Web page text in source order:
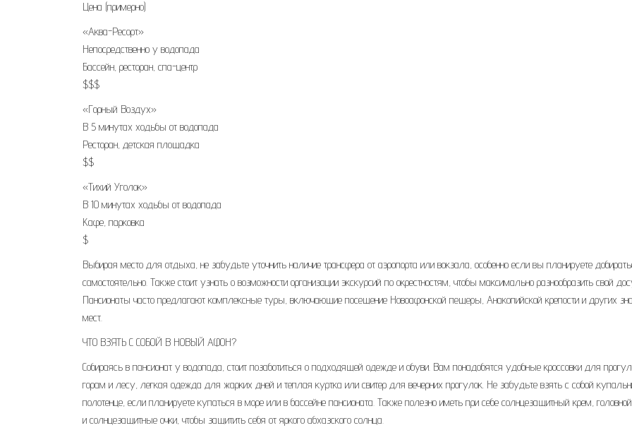
Цена (примерно)
«Аква-Ресорт»
Непосредственно у водопада
Бассейн, ресторан, спа-центр
$$$
«Горный Воздух»
В 5 минутах ходьбы от водопада
Ресторан, детская площадка
$$
«Тихий Уголок»
В 10 минутах ходьбы от водопада
Кафе, парковка
$
Выбирая место для отдыха, не забудьте уточнить наличие трансфера от аэропорта или вокзала, особенно если вы планируете
самостоятельно. Также стоит узнать о возможности организации экскурсий по окрестностям, чтобы максимально разнообразить свой
Пансионаты часто предлагают комплексные туры, включающие посещение Новоафонской пещеры, Анакопийской крепости и других
мест.
ЧТО ВЗЯТЬ С СОБОЙ В НОВЫЙ АФОН?
Собираясь в пансионат у водопада, стоит позаботиться о подходящей одежде и обуви. Вам понадобятся удобные кроссовки для
горам и лесу, легкая одежда для жарких дней и теплая куртка или свитер для вечерних прогулок. Не забудьте взять с собой
полотенце, если планируете купаться в море или в бассейне пансионата. Также полезно иметь при себе солнцезащитный крем,
и солнцезащитные очки, чтобы защитить себя от яркого абхазского солнца.